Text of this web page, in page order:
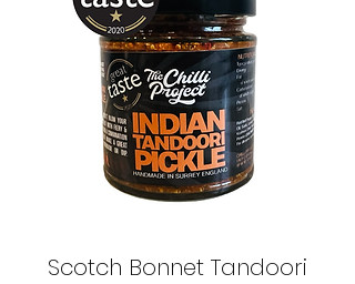
Scotch Bonnet Tandoori